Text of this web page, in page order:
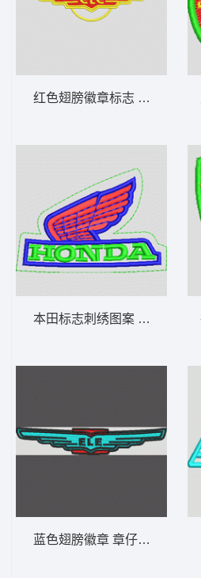
红色翅膀徽章标志 章仔标志
蓝色翅膀徽章 章仔标志布贴